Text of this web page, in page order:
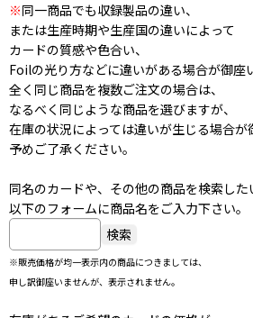
※同一商品でも収録製品の違い、
または生産時期や生産国の違いによって
カードの質感や色合い、
Foilの光り方などに違いがある場合が御座
全く同じ商品を複数ご注文の場合は、
なるべく同じような商品を選びますが、
在庫の状況によっては違いが生じる場合が
予めご了承ください。
同名のカードや、その他の商品を検索した
以下のフォームに商品名をご入力下さい。
※販売価格が均一表示内の商品につきましては、
申し訳御座いませんが、表示されません。